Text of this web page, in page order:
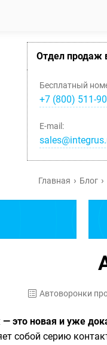
Отдел продаж
Бесплатный
+7 (800) 511-
E-mail:
Главная Блог
Автоворонки
это новая и уже
собой серию